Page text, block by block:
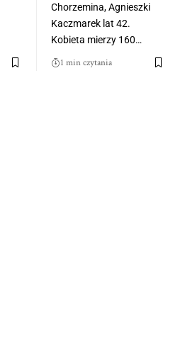
Chorzemina, Agnieszki
Kaczmarek lat 42.
Kobieta mierzy 160…
1 min czytania